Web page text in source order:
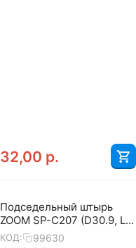
32,00 р.
Подседельный штырь
ZOOM SP-C207 (D30.9, L-
400, серебристый)
КОД: 99630